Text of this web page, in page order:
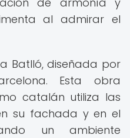
al admirar el
Batlló, diseñada por
Esta obra
catalán utiliza las
su fachada y en el
un ambiente